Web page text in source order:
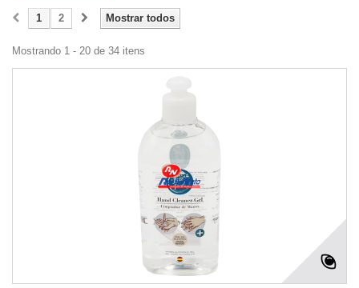
Mostrar todos
1 2
Mostrando 1 - 20 de 34 itens